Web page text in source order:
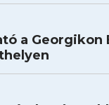
a Georgikon